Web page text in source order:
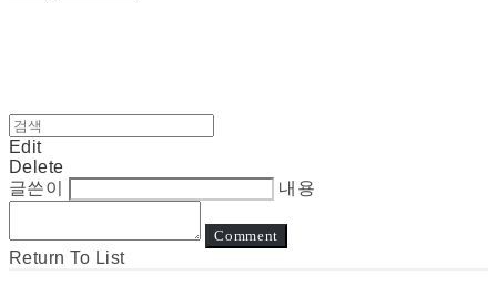
Edit
Delete
글쓴이
내용
Comment
Return To List